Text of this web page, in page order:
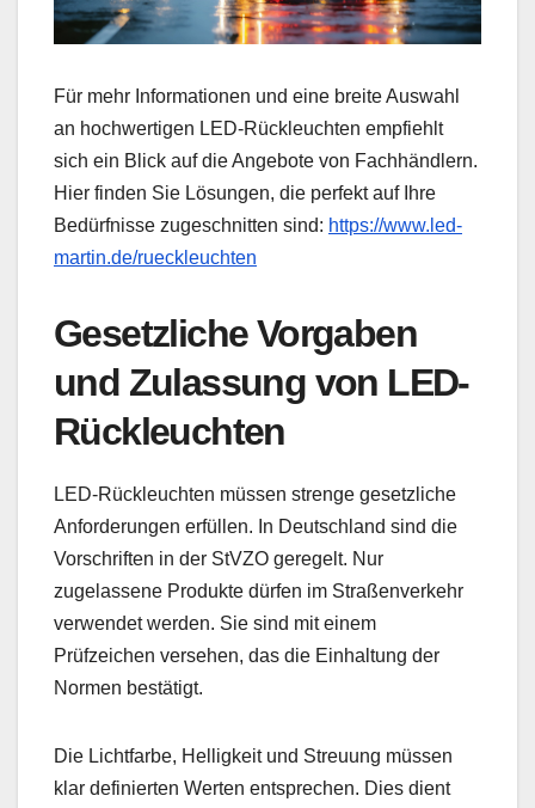
Für mehr Informationen und eine breite Auswahl
an hochwertigen LED-Rückleuchten empfiehlt
sich ein Blick auf die Angebote von Fachhändlern.
Hier finden Sie Lösungen, die perfekt auf Ihre
Bedürfnisse zugeschnitten sind: https://www.led-
martin.de/rueckleuchten
Gesetzliche Vorgaben
und Zulassung von LED-
Rückleuchten
LED-Rückleuchten müssen strenge gesetzliche
Anforderungen erfüllen. In Deutschland sind die
Vorschriften in der StVZO geregelt. Nur
zugelassene Produkte dürfen im Straßenverkehr
verwendet werden. Sie sind mit einem
Prüfzeichen versehen, das die Einhaltung der
Normen bestätigt.
Die Lichtfarbe, Helligkeit und Streuung müssen
klar definierten Werten entsprechen. Dies dient